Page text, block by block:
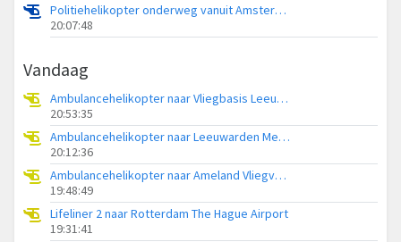
Politiehelikopter onderweg vanuit Amsterdam Vliegveld Schiphol
20:07:48
Vandaag
Ambulancehelikopter naar Vliegbasis Leeuwarden
20:53:35
Ambulancehelikopter naar Leeuwarden Medical Center Heliport
20:12:36
Ambulancehelikopter naar Ameland Vliegveld Ballum
19:48:49
Lifeliner 2 naar Rotterdam The Hague Airport
19:31:41